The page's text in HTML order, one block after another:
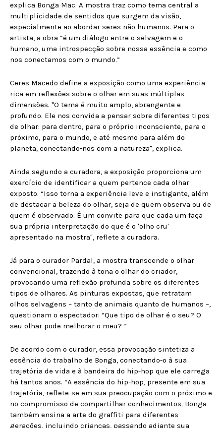
explica Bonga Mac. A mostra traz como tema central a
multiplicidade de sentidos que surgem da visão,
especialmente ao abordar seres não humanos. Para o
artista, a obra “é um diálogo entre o selvagem e o
humano, uma introspecção sobre nossa essência e como
nos conectamos com o mundo.”
Ceres Macedo define a exposição como uma experiência
rica em reflexões sobre o olhar em suas múltiplas
dimensões. "O tema é muito amplo, abrangente e
profundo. Ele nos convida a pensar sobre diferentes tipos
de olhar: para dentro, para o próprio inconsciente, para o
próximo, para o mundo, e até mesmo para além do
planeta, conectando-nos com a natureza", explica.
Ainda segundo a curadora, a exposição proporciona um
exercício de identificar a quem pertence cada olhar
exposto. “Isso torna a experiência leve e instigante, além
de destacar a beleza do olhar, seja de quem observa ou de
quem é observado. É um convite para que cada um faça
sua própria interpretação do que é o 'olho cru'
apresentado na mostra", reflete a curadora.
Já para o curador Pardal, a mostra transcende o olhar
convencional, trazendo à tona o olhar do criador,
provocando uma reflexão profunda sobre os diferentes
tipos de olhares. As pinturas expostas, que retratam
olhos selvagens – tanto de animais quanto de humanos –,
questionam o espectador: “Que tipo de olhar é o seu? O
seu olhar pode melhorar o meu? ”
De acordo com o curador, essa provocação sintetiza a
essência do trabalho de Bonga, conectando-o à sua
trajetória de vida e à bandeira do hip-hop que ele carrega
há tantos anos. “A essência do hip-hop, presente em sua
trajetória, reflete-se em sua preocupação com o próximo e
no compromisso de compartilhar conhecimentos. Bonga
também ensina a arte do graffiti para diferentes
gerações, incluindo crianças, passando adiante sua